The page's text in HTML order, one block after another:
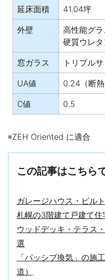
延床面積 41.04坪
外壁
高性能グ
硬質ウレ
窓ガラス トリプル
UA値 0.24（断熱
C値 0.5
※ZEH Oriented に適合
この記事はこちら
ガレージハウス・ビル
札幌の3階建て戸建て住
ウッドデッキ・テラス
選
「パッシブ換気」の施
道）